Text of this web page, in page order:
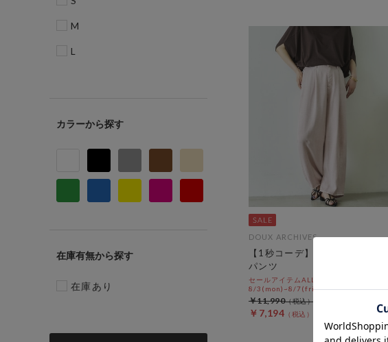
M
L
カラー
在庫有無
在庫あり
DOUX ARCHIVES
【1秒コーデ】セルロースカーブ
パンツ
セールアイテムALL10%OFF
8/3(mon)~8/7(fri)
￥7,194
￥11,990